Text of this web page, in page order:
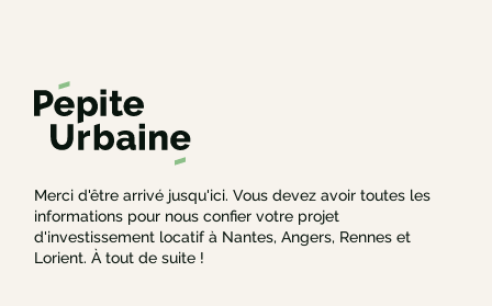
Merci d'être arrivé jusqu'ici. Vous devez avoir toutes les
informations pour nous confier votre projet
d'investissement locatif à Nantes, Angers, Rennes et
Lorient. À tout de suite !